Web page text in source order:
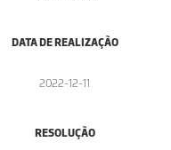
DATA DE REALIZAÇÃO
2022-12-11
RESOLUÇÃO